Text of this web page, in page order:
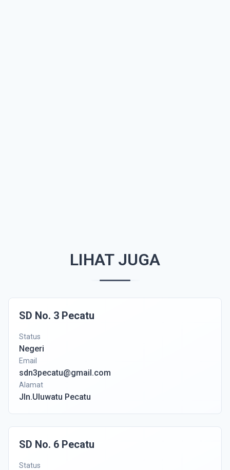
LIHAT JUGA
SD No. 3 Pecatu
Status
Negeri
Email
sdn3pecatu@gmail.com
Alamat
Jln.Uluwatu Pecatu
SD No. 6 Pecatu
Status